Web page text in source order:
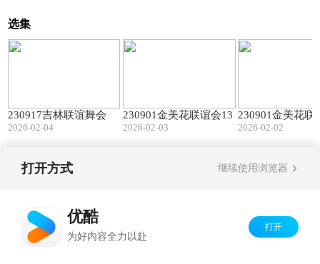
选集
230917吉林联谊舞会
2026-02-04
230901金美花联谊会13
2026-02-03
230901金美花联
2026-02-02
打开方式 继续使用浏览器
优酷
为好内容全力以赴
打开